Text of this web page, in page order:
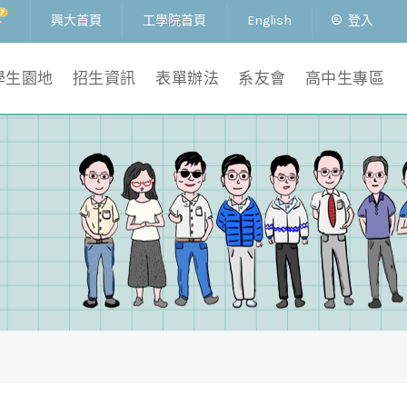
興大首頁 工學院首頁 English 登入
生園地 招生資訊 表單辦法 系友會 高中生專區